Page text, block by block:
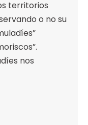
territorios
o no su
nos